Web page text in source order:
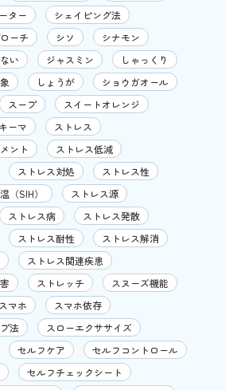
ター
シェイピング法
ーチ
シソ
シナモン
い
ジャスミン
しゃっくり
しょうが
ショウガオール
スープ
スイートオレンジ
ーマ
ストレス
ント
ストレス低減
ストレス対処
ストレス性
（SIH）
ストレス源
ストレス病
ストレス発散
ストレス耐性
ストレス解消
ストレス関連疾患
ストレッチ
スヌーズ機能
スマホ
スマホ依存
法
スローエクササイズ
セルフケア
セルフコントロール
セルフチェックシート